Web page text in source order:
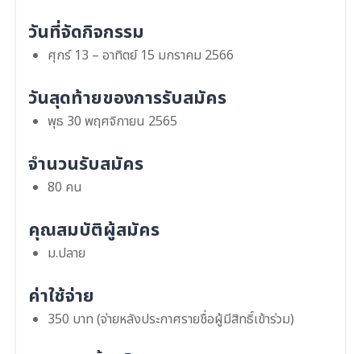
วันที่จัดกิจกรรม
ศุกร์ 13 – อาทิตย์ 15 มกราคม 2566
วันสุดท้ายของการรับสมัคร
พุธ 30 พฤศจิกายน 2565
จำนวนรับสมัคร
80 คน
คุณสมบัติผู้สมัคร
ม.ปลาย
ค่าใช้จ่าย
350 บาท (จ่ายหลังประกาศรายชื่อผู้มีสิทธิ์เข้าร่วม)